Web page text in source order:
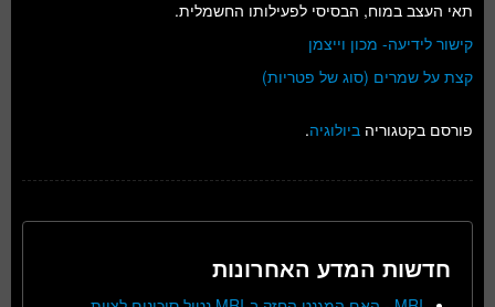
תאי העצב במוח, הבסיסי לפעילותו החשמלית.
קישור לידיעה- מכון וייצמן
קצת על שמרים (סוג של פטריות)
פורסם בקטגוריה ביולוגיה.
חדשות המדע האחרונות